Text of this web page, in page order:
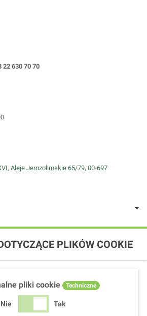
22 630 70 70
Aleje Jerozolimskie 65/79, 00-697
PLIKÓW COOKIE
pliki cookie Techniczne
Nie Tak